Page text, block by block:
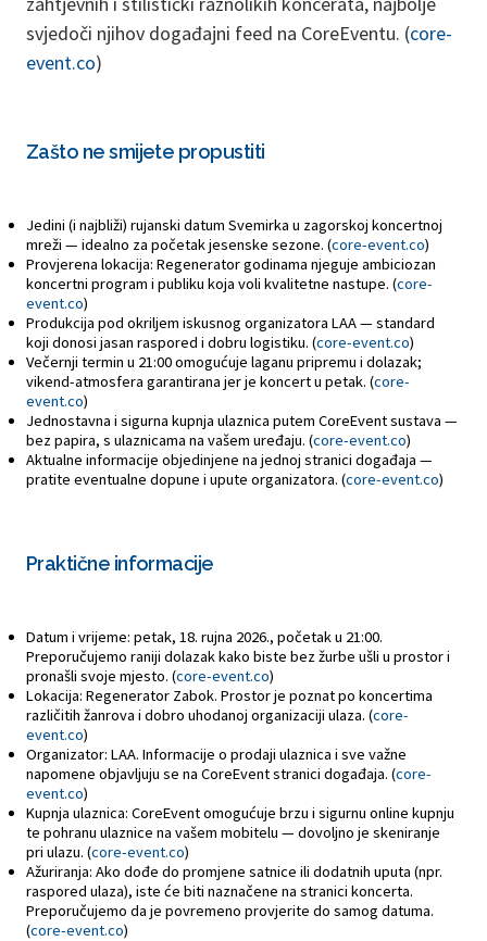
svjedoči njihov događajni feed na CoreEventu. (core-
event.co)
Zašto ne smijete propustiti
Jedini (i najbliži) rujanski datum Svemirka u zagorskoj koncertnoj
mreži — idealno za početak jesenske sezone. (core-event.co)
Provjerena lokacija: Regenerator godinama njeguje ambiciozan
koncertni program i publiku koja voli kvalitetne nastupe. (core-
event.co)
Produkcija pod okriljem iskusnog organizatora LAA — standard
koji donosi jasan raspored i dobru logistiku. (core-event.co)
Večernji termin u 21:00 omogućuje laganu pripremu i dolazak;
vikend-atmosfera garantirana jer je koncert u petak. (core-
event.co)
Jednostavna i sigurna kupnja ulaznica putem CoreEvent sustava —
bez papira, s ulaznicama na vašem uređaju. (core-event.co)
Aktualne informacije objedinjene na jednoj stranici događaja —
pratite eventualne dopune i upute organizatora. (core-event.co)
Praktične informacije
Datum i vrijeme: petak, 18. rujna 2026., početak u 21:00.
Preporučujemo raniji dolazak kako biste bez žurbe ušli u prostor i
pronašli svoje mjesto. (core-event.co)
Lokacija: Regenerator Zabok. Prostor je poznat po koncertima
različitih žanrova i dobro uhodanoj organizaciji ulaza. (core-
event.co)
Organizator: LAA. Informacije o prodaji ulaznica i sve važne
napomene objavljuju se na CoreEvent stranici događaja. (core-
event.co)
Kupnja ulaznica: CoreEvent omogućuje brzu i sigurnu online kupnju
te pohranu ulaznice na vašem mobitelu — dovoljno je skeniranje
pri ulazu. (core-event.co)
Ažuriranja: Ako dođe do promjene satnice ili dodatnih uputa (npr.
raspored ulaza), iste će biti naznačene na stranici koncerta.
Preporučujemo da je povremeno provjerite do samog datuma.
(core-event.co)